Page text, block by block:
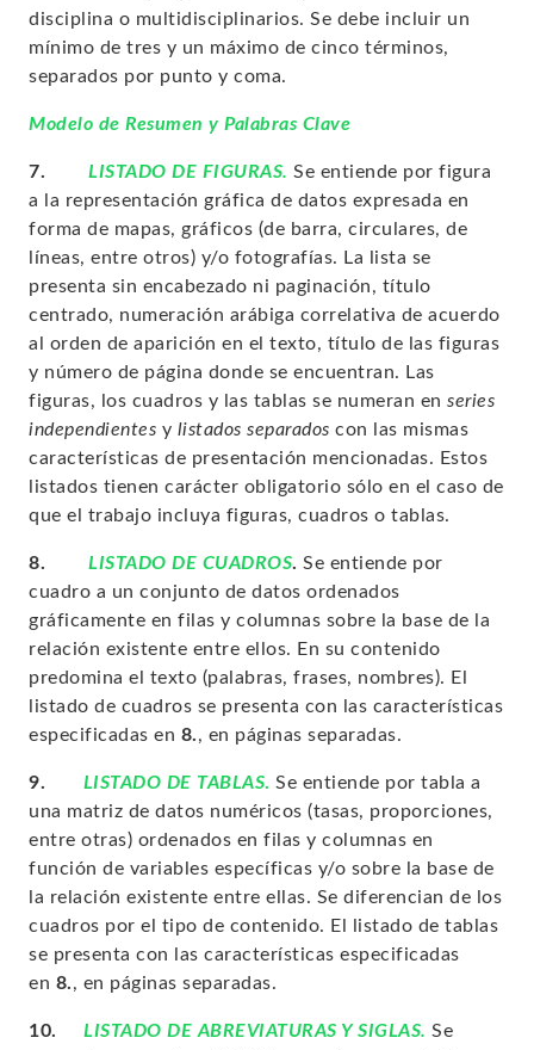
disciplina o multidisciplinarios. Se debe incluir un
mínimo de tres y un máximo de cinco términos,
separados por punto y coma.
Modelo de Resumen y Palabras Clave
7. LISTADO DE FIGURAS. Se entiende por figura
a la representación gráfica de datos expresada en
forma de mapas, gráficos (de barra, circulares, de
líneas, entre otros) y/o fotografías. La lista se
presenta sin encabezado ni paginación, título
centrado, numeración arábiga correlativa de acuerdo
al orden de aparición en el texto, título de las figuras
y número de página donde se encuentran. Las
figuras, los cuadros y las tablas se numeran en series
independientes y listados separados con las mismas
características de presentación mencionadas. Estos
listados tienen carácter obligatorio sólo en el caso de
que el trabajo incluya figuras, cuadros o tablas.
8. LISTADO DE CUADROS. Se entiende por
cuadro a un conjunto de datos ordenados
gráficamente en filas y columnas sobre la base de la
relación existente entre ellos. En su contenido
predomina el texto (palabras, frases, nombres). El
listado de cuadros se presenta con las características
especificadas en 8., en páginas separadas.
9. LISTADO DE TABLAS. Se entiende por tabla a
una matriz de datos numéricos (tasas, proporciones,
entre otras) ordenados en filas y columnas en
función de variables específicas y/o sobre la base de
la relación existente entre ellas. Se diferencian de los
cuadros por el tipo de contenido. El listado de tablas
se presenta con las características especificadas
en 8., en páginas separadas.
10.LISTADO DE ABREVIATURAS Y SIGLAS. Se